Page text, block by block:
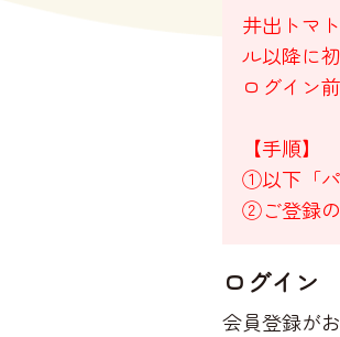
井出トマ
ル以降に
ログイン
【手順】
①以下「パ
②ご登録の
ログイン
会員登録が